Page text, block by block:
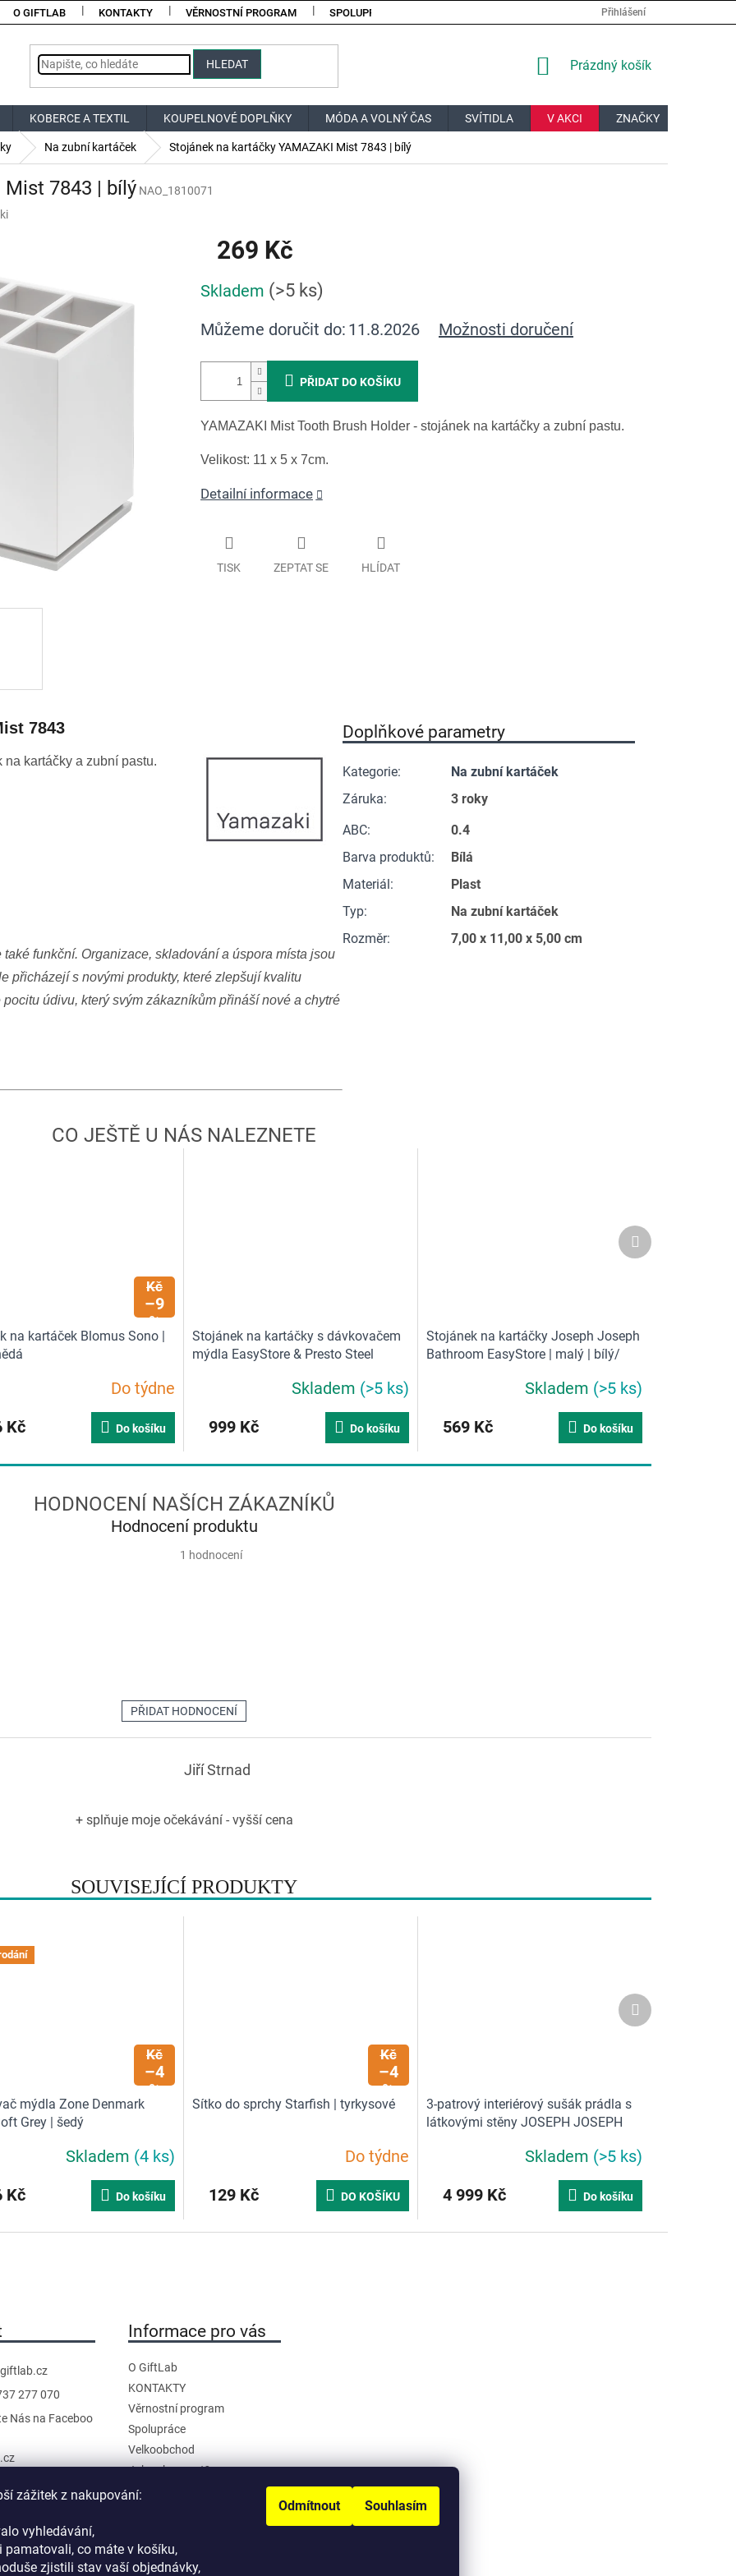
zážitek z nakupování:
vyhledávání,
pamatovali, co máte v košíku,
zjistili stav vaší objednávky,
Odmítnout Souhlasím
O GIFTLAB KONTAKTY VĚRNOSTNÍ PROGRAM SPOLUPRÁCE JAK NAKUPOVAT?Přihlášení
HLEDAT
NÁKUPNÍ
Prázdný košík
KOBERCE A TEXTIL KOUPELNOVÉ DOPLŇKY MÓDA A VOLNÝ ČAS SVÍTIDLA V AKCI ZNAČKY
Na zubní kartáček Stojánek na kartáčky YAMAZAKI Mist 7843 | bílý
Mist 7843 | bílý NAO_1810071
269 Kč
cena:
Skladem (>5 ks)
Můžeme doručit do: 11.8.2026 Možnosti doručení
PŘIDAT DO KOŠÍKU
YAMAZAKI Mist Tooth Brush Holder - stojánek na kartáčky a zubní pastu.
Velikost: 11 x 5 x 7cm.
Detailní informace
TISK ZEPTAT SE HLÍDAT
SOUVISEJÍCÍ PRODUKTY
Kč
–4
%
mýdla Zone Denmark
Grey | šedý
Skladem (4 ks)
Kč
Do košíku
Kč
–4
%
Sítko do sprchy Starfish | tyrkysové
Do týdne
129 Kč
DO KOŠÍKU
3-patrový interiérový sušák prádla s
látkovými stěny JOSEPH JOSEPH
Skladem (>5 ks)
4 999 Kč
Do košíku
Další
produkt
7843
kartáčky a zubní pastu.
funkční. Organizace, skladování a úspora místa jsou
přicházejí s novými produkty, které zlepšují kvalitu
údivu, který svým zákazníkům přináší nové a chytré
Doplňkové parametry
Kategorie:
Na zubní kartáček
Záruka:
3 roky
ABC:
0.4
Barva produktů:
Bílá
Materiál :
Plast
Typ:
Na zubní kartáček
Rozměr: 7,00 x 11,00 x 5,00 cm
Kč
–9
%
na kartáček Blomus Sono |
Do týdne
Kč
Do košíku
Stojánek na kartáčky s dávkovačem
mýdla EasyStore & Presto Steel
Skladem (>5 ks)
999 Kč
Do košíku
Stojánek na kartáčky Joseph Joseph
Bathroom EasyStore | malý | bílý/
produktu
z
Skladem (>5 ks)
569 Kč
Do košíku
Další
produkt
Hodnocení produktu
Průměrné
1 hodnocení
PŘIDAT HODNOCENÍ
Jiří Strnad
+ splňuje moje očekávání - vyšší cena
giftlab.cz
277 070
Nás na Faceboo
Informace pro vás
O GiftLab
KONTAKTY
Věrnostní program
Spolupráce
Velkoobchod
Jak nakupovat?
Doprava a platba
Podmínky ochrany osobních
údajů